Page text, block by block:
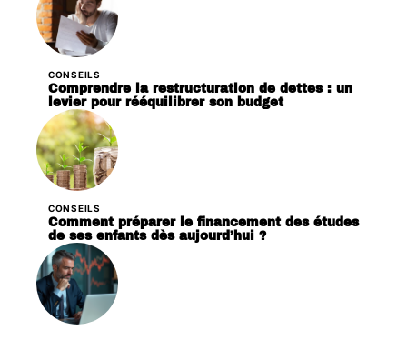
CONSEILS
Comprendre la restructuration de dettes : un
levier pour rééquilibrer son budget
CONSEILS
Comment préparer le financement des études
de ses enfants dès aujourd’hui ?